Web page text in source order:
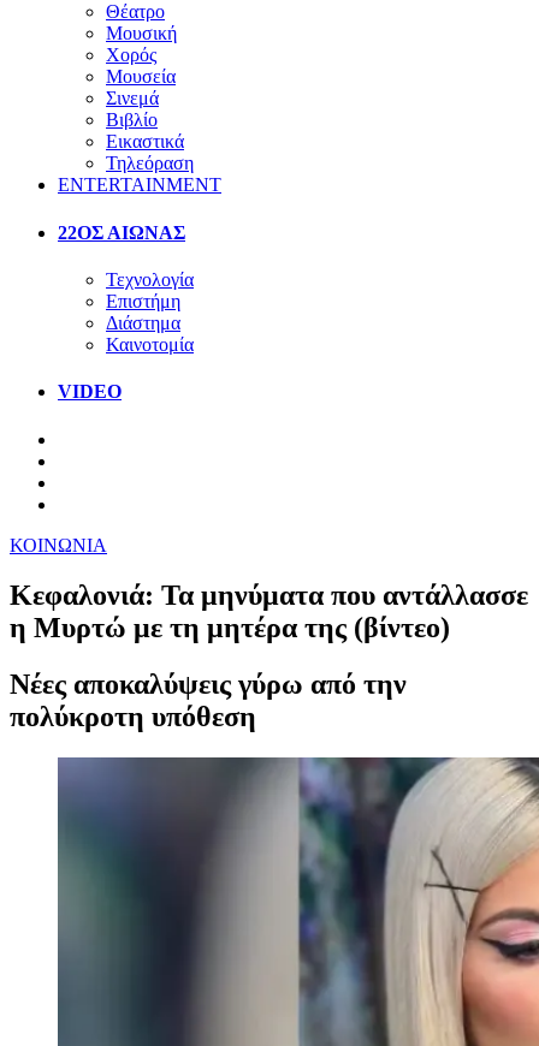
Θέατρο
Μουσική
Χορός
Μουσεία
Σινεμά
Βιβλίο
Εικαστικά
Τηλεόραση
ENTERTAINMENT
22ΟΣ ΑΙΩΝΑΣ
Τεχνολογία
Επιστήμη
Διάστημα
Καινοτομία
VIDEO
ΚΟΙΝΩΝΙΑ
Κεφαλονιά: Τα μηνύματα που αντάλλασσε
η Μυρτώ με τη μητέρα της (βίντεο)
Νέες αποκαλύψεις γύρω από την
πολύκροτη υπόθεση